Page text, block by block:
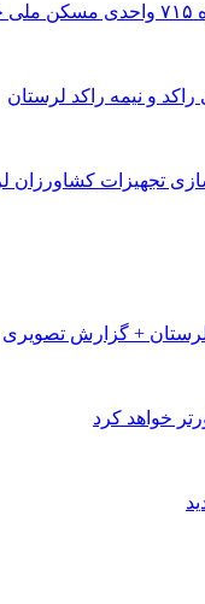
و نیمه راکد لرستان
لرستان + گزارش تصویری
خواهد کرد